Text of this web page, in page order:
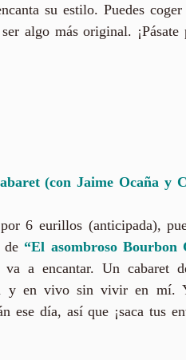
su estilo. Puedes
algo más original.
(con Jaime Ocaña y
6 eurillos (anticipada),
de “El asombroso Bourbon
a encantar. Un cabaret
y en vivo sin vivir en mí.
ese día, así que ¡saca tus